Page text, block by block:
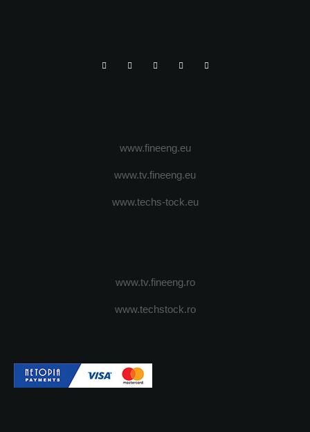
www.fineeng.eu
www.tv.fineeng.eu
www.techs-tock.eu
www.tv.fineeng.ro
www.techstock.ro